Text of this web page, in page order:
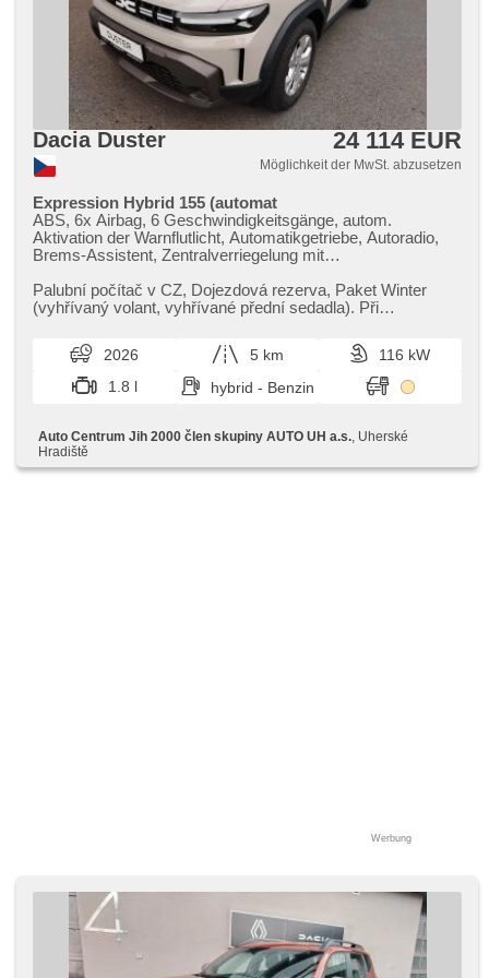
Dacia Duster 24 114 EUR
Möglichkeit der MwSt. abzusetzen
Expression Hybrid 155 (automat
ABS, 6x Airbag, 6 Geschwindigkeitsgänge, autom.
Aktivation der Warnflutlicht, Automatikgetriebe, Autoradio,
Brems-Assistent, Zentralverriegelung mit
Beifahrerairbagdeaktivierung, Teilbare Rücksitzbank, El.
Vorderscheiben, El. Seitenscheiben, El. Klappspiegel, El.
Alufelgen, Multifunktionslenkrad, Lenkrad einstellbar,
Bordcomputer, erfüllt 'EURO VI', Servolenkung,
Vorderlichter LED, Antriebsschlupfregelung (ASR),
Fahrgestell Niveauregulierung, Scheibenwischersensor,
Stabilitätsprogramm (ESP), Dachträger, Tempomat, USB,
Außenthermometer, beheizte Sitze, beheizte Spiegel,
beheizte Lenkrad, Ausziehbare Kopflehnen,
Palubní počítač v CZ,​ Dojezdová rezerva,​ Paket Winter
(vyhřívaný volant,​ vyhřívané přední sedadla). Při
2026 5 km
116 kW
1.8 l
hybrid - Benzin
Auto Centrum Jih 2000 člen skupiny AUTO UH a.s. , Uherské
Hradiště
Werbung